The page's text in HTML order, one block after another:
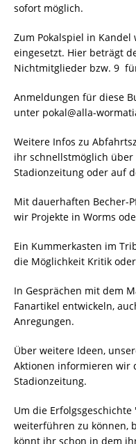
sofort möglich.
Zum Pokalspiel in
eingesetzt. Hier beträgt
Nichtmitglieder bzw. 9 
Anmeldungen für diese
unter pokal@alla-
Weitere Infos zu
ihr schnellstmöglich über
Stadionzeitung oder auf
Mit dauerhaften Becher-
wir Projekte in Worms
Ein Kummerkasten im
die Möglichkeit Kritik
In Gesprächen mit dem
Fanartikel entwickeln,
Anregungen.
Über weitere Ideen,
Aktionen informieren wir
Stadionzeitung.
Um die
weiterführen zu können,
könnt ihr schon in dem